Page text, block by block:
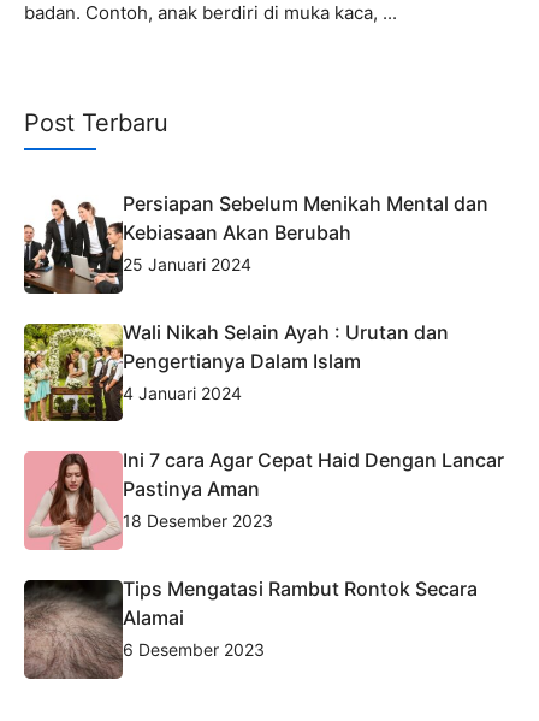
badan. Contoh, anak berdiri di muka kaca, ...
Post Terbaru
Persiapan Sebelum Menikah Mental dan
Kebiasaan Akan Berubah
25 Januari 2024
Wali Nikah Selain Ayah : Urutan dan
Pengertianya Dalam Islam
4 Januari 2024
Ini 7 cara Agar Cepat Haid Dengan Lancar
Pastinya Aman
18 Desember 2023
Tips Mengatasi Rambut Rontok Secara
Alamai
6 Desember 2023